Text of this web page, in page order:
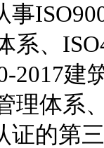
系、
2017
理体系
证的第